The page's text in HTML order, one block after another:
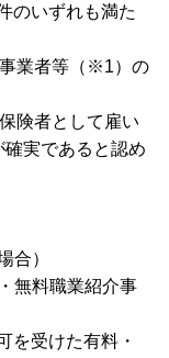
のいずれも満た
業者等（※1）の
険者として雇い
実であると認め
合）
無料職業紹介事
を受けた有料・